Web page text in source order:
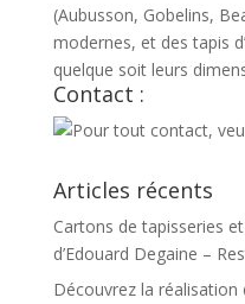
(Aubusson, Gobelins,
modernes, et des tapis
quelque soit leurs
Contact :
Articles récents
Cartons de tapisseries
d’Edouard Degaine –
Découvrez la réalisation